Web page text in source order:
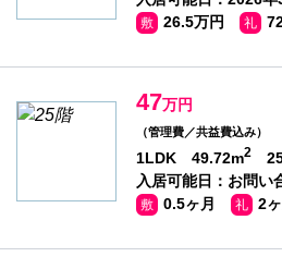
敷 26.5万円 礼
47万円
（管理費／共益費込み）
1LDK 49.72m2
入居可能日：お問い
敷 0.5ヶ月 礼 2ヶ